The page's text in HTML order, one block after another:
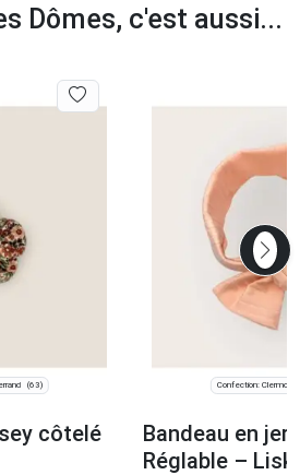
Dômes, c'est aussi...
(63)
côtelé
Confection: Clermont-
Bandeau en
Réglable –